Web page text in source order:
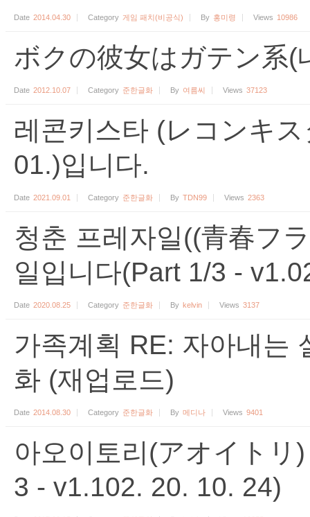
Date 2014.04.30 Category 게임 패치(비공식) By 홍미령 Views 10986
ボクの彼女はガテン系(
Date 2012.10.07 Category 준한글화 By 여름씨 Views 37123
레콘키스타 (レコンキ
01.)입니다.
Date 2021.09.01 Category 준한글화 By TDN99 Views 2363
청춘 프레자일((青春フ
일입니다(Part 1/3 -
Date 2020.08.25 Category 준한글화 By kelvin Views 3137
가족계획 RE: 자아내는
화 (재업로드)
Date 2014.08.30 Category 준한글화 By 메디나 Views 9401
아오이토리(アオイトリ
3 - v1.102. 20. 10. 24)